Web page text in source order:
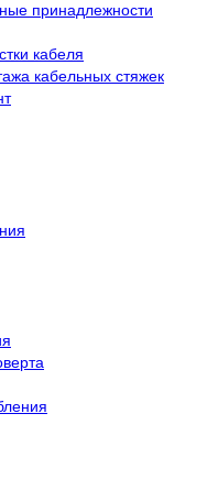
принадлежности
кабеля
кабельных стяжек